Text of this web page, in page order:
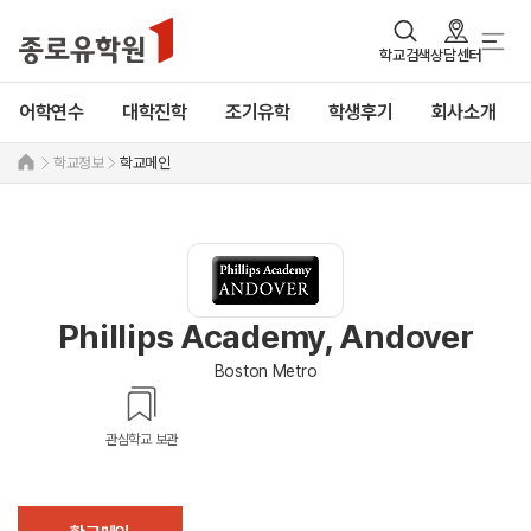
학교검색상담센터
어학연수 대학진학 조기유학 학생후기 회사소개
학교정보 학교메인
Phillips Academy, Andover
Boston Metro
관심학교 보관